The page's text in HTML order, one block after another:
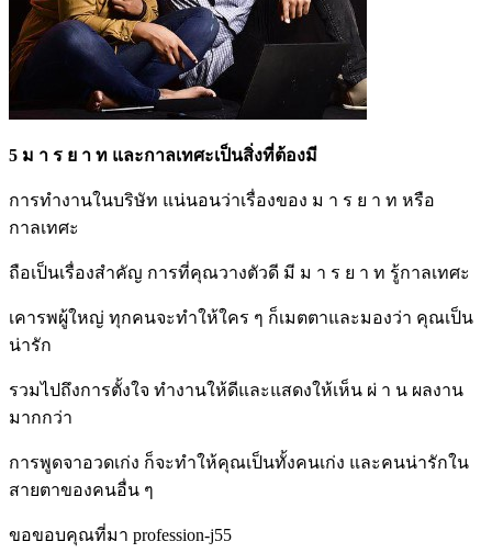
5 ม า ร ย า ท และกาลเทศะเป็นสิ่งที่ต้องมี
การทำงานในบริษัท แน่นอนว่าเรื่องของ ม า ร ย า ท หรือ
กาลเทศะ
ถือเป็นเรื่องสำคัญ การที่คุณวางตัวดี มี ม า ร ย า ท รู้กาลเทศะ
เคารพผู้ใหญ่ ทุกคนจะทำให้ใคร ๆ ก็เมตตาและมองว่า คุณเป็น
น่ารัก
รวมไปถึงการตั้งใจ ทำงานให้ดีและแสดงให้เห็น ผ่ า น ผลงาน
มากกว่า
การพูดจาอวดเก่ง ก็จะทำให้คุณเป็นทั้งคนเก่ง และคนน่ารักใน
สายตาของคนอื่น ๆ
ขอขอบคุณที่มา profession-j55